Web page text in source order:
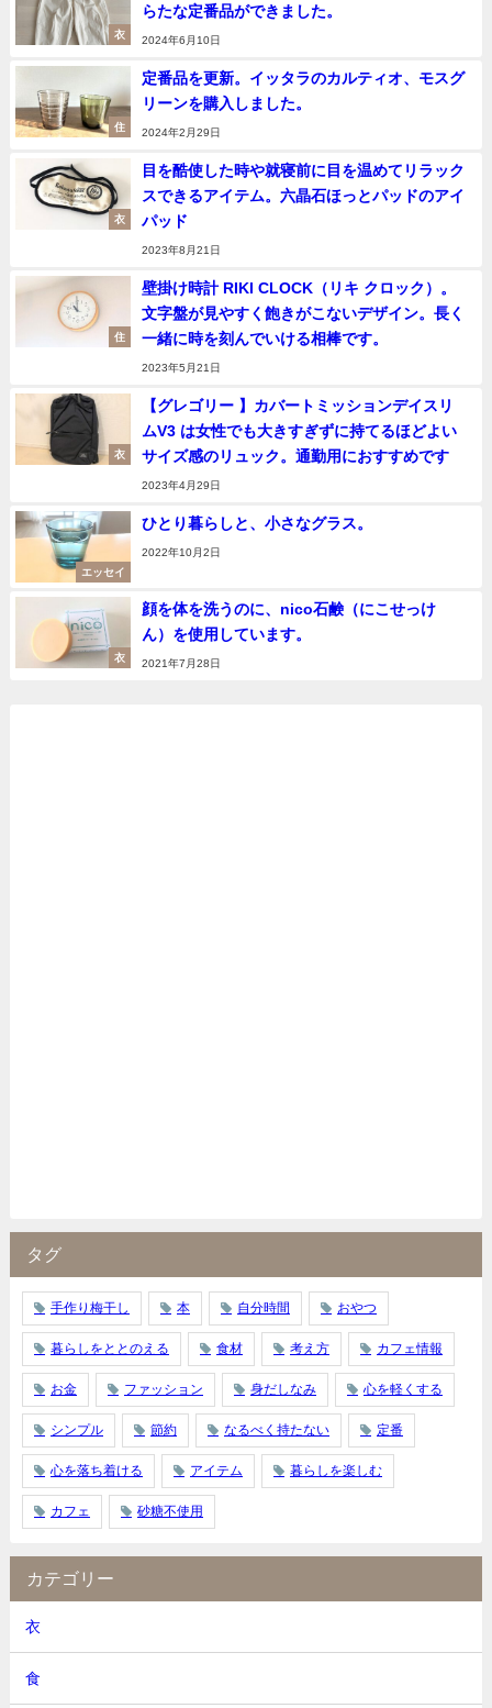
衣
らたな定番品ができました。
2024年6月10日
住
定番品を更新。イッタラのカルティオ、モスグ
リーンを購入しました。
2024年2月29日
衣
目を酷使した時や就寝前に目を温めてリラック
スできるアイテム。六晶石ほっとパッドのアイ
パッド
2023年8月21日
住
壁掛け時計 RIKI CLOCK（リキ クロック）。
文字盤が見やすく飽きがこないデザイン。長く
一緒に時を刻んでいける相棒です。
2023年5月21日
衣
【グレゴリー 】カバートミッションデイスリ
ムV3 は女性でも大きすぎずに持てるほどよい
サイズ感のリュック。通勤用におすすめです
2023年4月29日
エッセイ
ひとり暮らしと、小さなグラス。
2022年10月2日
衣
顔を体を洗うのに、nico石鹸（にこせっけ
ん）を使用しています。
2021年7月28日
タグ
手作り梅干し 本 自分時間 おやつ
暮らしをととのえる 食材 考え方 カフェ情報
お金 ファッション 身だしなみ 心を軽くする
シンプル 節約 なるべく持たない 定番
心を落ち着ける アイテム 暮らしを楽しむ
カフェ 砂糖不使用
カテゴリー
衣
食